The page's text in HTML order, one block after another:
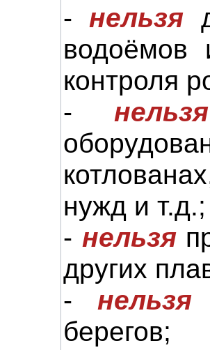
- нельзя
водоёмов
контроля
- нельзя
нужд и т.д.;
- нельзя
других
- нельзя
берегов;